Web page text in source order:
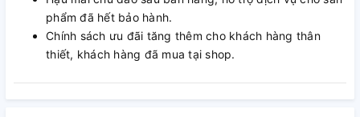
phẩm đã hết bảo hành.
Chính sách ưu đãi tăng thêm cho khách hàng thân
thiết, khách hàng đã mua tại shop.